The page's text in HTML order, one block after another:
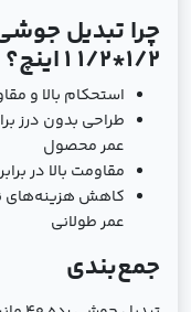
چرا تبدیل جوشی رده 40
1/2*1/2 1 اینچ؟
استحکام بالا و
طراحی بدون درز
عمر محصول
مقاومت بالا در
کاهش هزینه‌های
عمر طولانی
جمع‌بندی